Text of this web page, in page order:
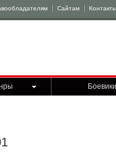
Сайтам Контакты
Боевики